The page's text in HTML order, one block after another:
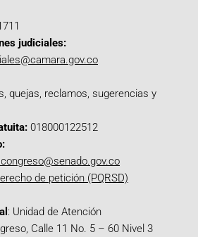
judiciales:
quejas, reclamos, sugerencias y
018000122512
de petición (PQRSD)
: Unidad de Atención
Calle 11 No. 5 – 60 Nivel 3